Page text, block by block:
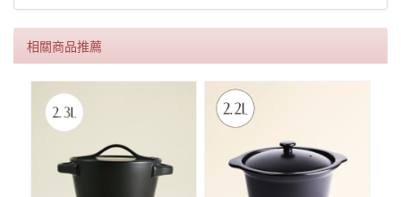
相關商品推薦